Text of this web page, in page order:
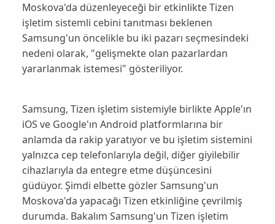
Moskova'da düzenleyeceği bir etkinlikte Tizen
işletim sistemli cebini tanıtması beklenen
Samsung'un öncelikle bu iki pazarı seçmesindeki
nedeni olarak, "gelişmekte olan pazarlardan
yararlanmak istemesi" gösteriliyor.
Samsung, Tizen işletim sistemiyle birlikte Apple'ın
iOS ve Google'ın Android platformlarına bir
anlamda da rakip yaratıyor ve bu işletim sistemini
yalnızca cep telefonlarıyla değil, diğer giyilebilir
cihazlarıyla da entegre etme düşüncesini
güdüyor. Şimdi elbette gözler Samsung'un
Moskova'da yapacağı Tizen etkinliğineçevrilmiş
durumda. Bakalım Samsung'un Tizen işletim